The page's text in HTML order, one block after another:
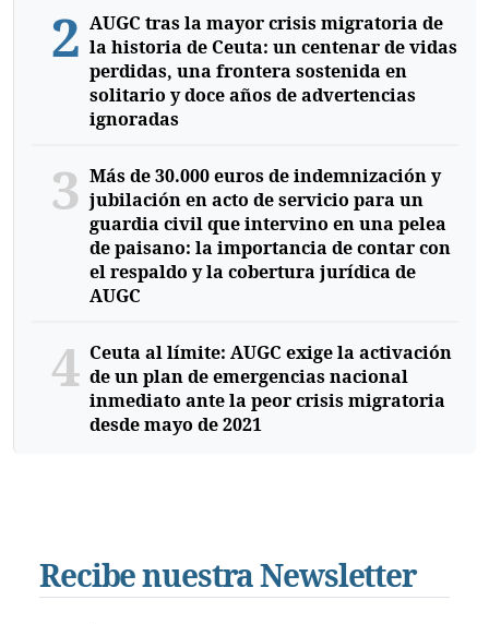
2 AUGC tras la mayor crisis migratoria de
la historia de Ceuta: un centenar de vidas
perdidas, una frontera sostenida en
solitario y doce años de advertencias
ignoradas
3 Más de 30.000 euros de indemnización y
jubilación en acto de servicio para un
guardia civil que intervino en una pelea
de paisano: la importancia de contar con
el respaldo y la cobertura jurídica de
AUGC
4 Ceuta al límite: AUGC exige la activación
de un plan de emergencias nacional
inmediato ante la peor crisis migratoria
desde mayo de 2021
Recibe nuestra Newsletter